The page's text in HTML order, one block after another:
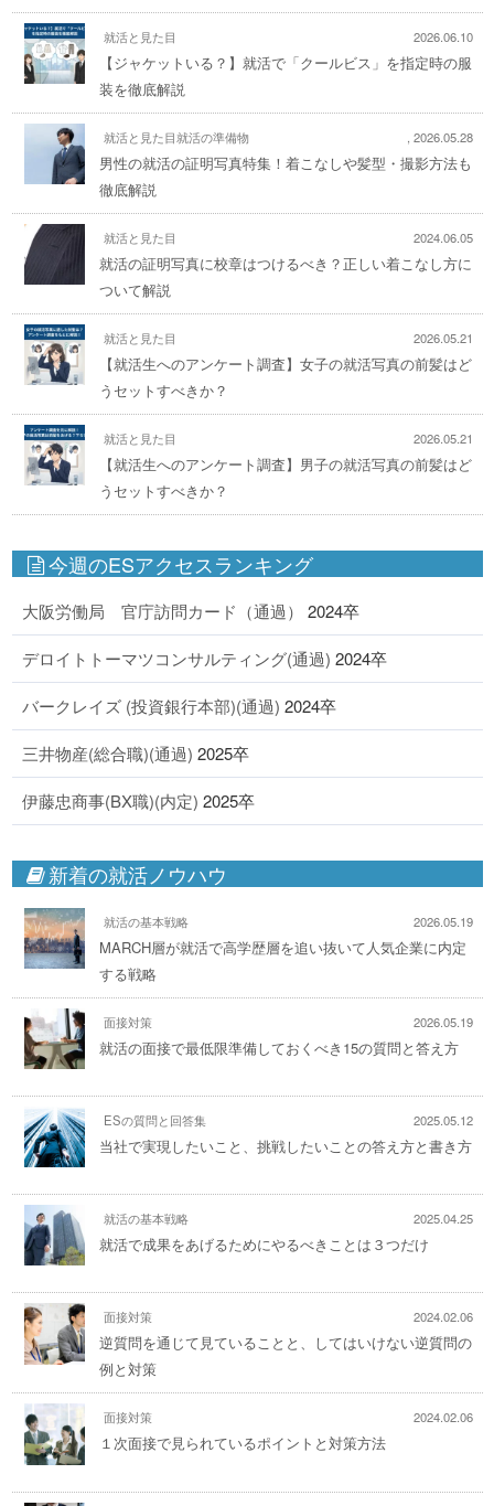
就活と見た目 2026.06.10
【ジャケットいる？】就活で「クールビス」を指定時の服
装を徹底解説
就活と見た目就活の準備物 2026.05.28
男性の就活の証明写真特集！着こなしや髪型・撮影方法も
徹底解説
就活と見た目 2024.06.05
就活の証明写真に校章はつけるべき？正しい着こなし方に
ついて解説
就活と見た目 2026.05.21
【就活生へのアンケート調査】女子の就活写真の前髪はど
うセットすべきか？
就活と見た目 2026.05.21
【就活生へのアンケート調査】男子の就活写真の前髪はど
うセットすべきか？
今週のESアクセスランキング
大阪労働局 官庁訪問カード（通過） 2024卒
デロイトトーマツコンサルティング(通過) 2024卒
バークレイズ (投資銀行本部)(通過) 2024卒
三井物産(総合職)(通過) 2025卒
伊藤忠商事(BX職)(内定) 2025卒
新着の就活ノウハウ
就活の基本戦略 2026.05.19
MARCH層が就活で高学歴層を追い抜いて人気企業に内定
する戦略
面接対策 2026.05.19
就活の面接で最低限準備しておくべき15の質問と答え方
ESの質問と回答集 2025.05.12
当社で実現したいこと、挑戦したいことの答え方と書き方
就活の基本戦略 2025.04.25
就活で成果をあげるためにやるべきことは３つだけ
面接対策 2024.02.06
逆質問を通じて見ていることと、してはいけない逆質問の
例と対策
面接対策 2024.02.06
１次面接で見られているポイントと対策方法